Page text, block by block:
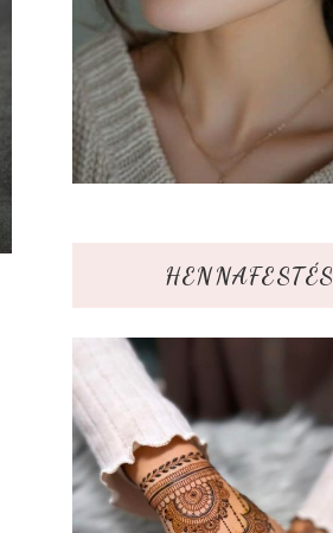
HENNAFESTÉS